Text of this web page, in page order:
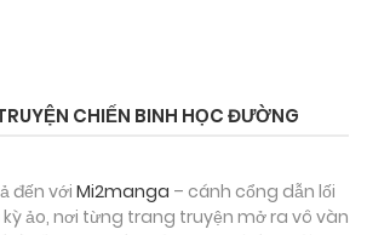
CHIẾN BINH HỌC ĐƯỜNG
đến với Mi2manga – cánh cổng dẫn lối
ảo, nơi từng trang truyện mở ra vô vàn